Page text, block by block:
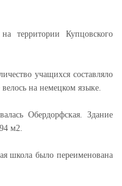
территории Купцовского
учащихся составляло
на немецком языке.
Обердорфская. Здание
м2.
школа было переименована